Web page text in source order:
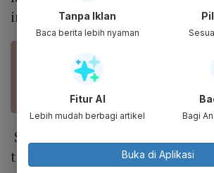
internet memadai.
BACA JUGA
Tren Ponsel 2022, Adopsi 5G
Penunjang Metaverse
Sebelumnya, berdasarkan riset
telekomunikasi global Ericsson,
Tanpa Iklan
Baca berita lebih nyaman
Fitur AI
Lebih mudah berbagi artikel Bagi
Buka di Aplikasi